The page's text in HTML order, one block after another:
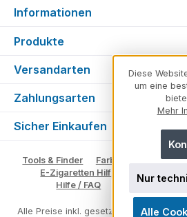
Informationen
Produkte
Versandarten
Zahlungsarten
Sicher Einkaufen
Tools & Finder Farben & Varianten
E-Zigaretten Hilfe
Fachberater
Hilfe / FAQ
Glossar
Alle Preise inkl. gesetzl.
Unsicher,
Diese
um eine
Mehr
Nur
Alle